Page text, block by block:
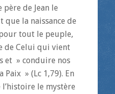
père de Jean le
la naissance de
tout le peuple,
de Celui qui vient
et » conduire nos
Paix » (Lc 1,79). En
le mystère